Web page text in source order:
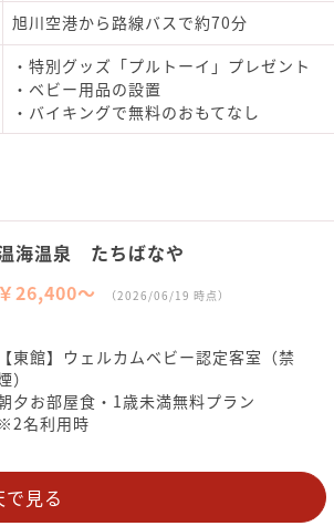
旭川空港から路線バスで約70分
・特別グッズ「プルトーイ」プレゼント
・ベビー用品の設置
・バイキングで無料のおもてなし
海温泉 たちばなや
￥26,400〜
（2026/06/19 時点）
【東館】ウェルカムベビー認定客室（禁
）
夕お部屋食・1歳未満無料プラン
※2名利用時
で見る